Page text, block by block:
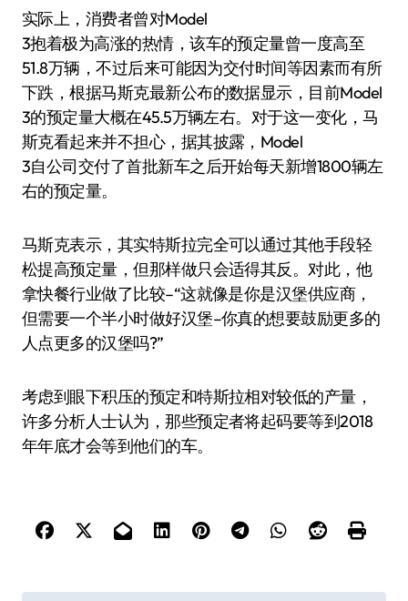
实际上，消费者曾对Model
3抱着极为高涨的热情，该车的预定量曾一度高至
51.8万辆，不过后来可能因为交付时间等因素而有所
下跌，根据马斯克最新公布的数据显示，目前Model
3的预定量大概在45.5万辆左右。对于这一变化，马
斯克看起来并不担心，据其披露，Model
3自公司交付了首批新车之后开始每天新增1800辆左
右的预定量。
马斯克表示，其实特斯拉完全可以通过其他手段轻
松提高预定量，但那样做只会适得其反。对此，他
拿快餐行业做了比较–“这就像是你是汉堡供应商，
但需要一个半小时做好汉堡–你真的想要鼓励更多的
人点更多的汉堡吗?”
考虑到眼下积压的预定和特斯拉相对较低的产量，
许多分析人士认为，那些预定者将起码要等到2018
年年底才会等到他们的车。